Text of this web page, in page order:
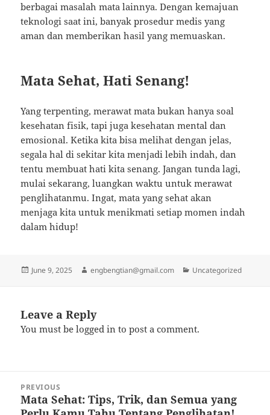
berbagai masalah mata lainnya. Dengan kemajuan
teknologi saat ini, banyak prosedur medis yang
aman dan memberikan hasil yang memuaskan.
Mata Sehat, Hati Senang!
Yang terpenting, merawat mata bukan hanya soal
kesehatan fisik, tapi juga kesehatan mental dan
emosional. Ketika kita bisa melihat dengan jelas,
segala hal di sekitar kita menjadi lebih indah, dan
tentu membuat hati kita senang. Jangan tunda lagi,
mulai sekarang, luangkan waktu untuk merawat
penglihatanmu. Ingat, mata yang sehat akan
menjaga kita untuk menikmati setiap momen indah
dalam hidup!
Posted
June 9, 2025 Author
engbengtian@gmail.com Categories
Uncategorized
Leave a Reply
You must belogged in to post a comment.
navigation
PREVIOUS
Previous
Mata Sehat: Tips, Trik, dan Semua yang